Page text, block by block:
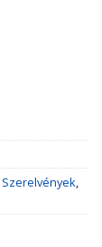
Szerelvények,